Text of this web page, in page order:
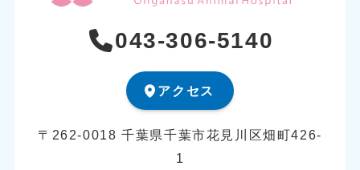
043-306-5140
アクセス
〒262-0018 千葉県千葉市花見川区畑町426-
1